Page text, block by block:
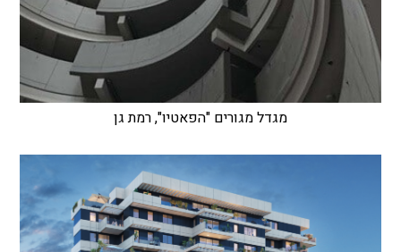
מגדל מגורים "הפאטיו", רמת גן